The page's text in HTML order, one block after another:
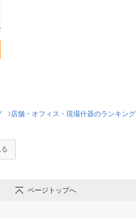
店舗・オフィス・現場什器のランキング
ページトップへ